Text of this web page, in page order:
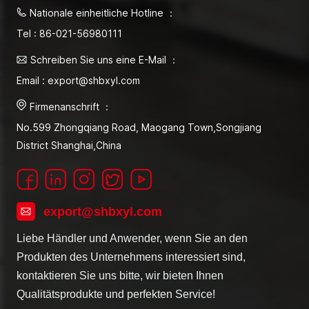
Nationale einheitliche Hotline ：
Tel : 86-021-56980111
Schreiben Sie uns eine E-Mail ：
Email : export@shbxyl.com
Firmenanschrift ：
No.599 Zhongqiang Road, Maogang Town,Songjiang
District Shanghai,China
export@shbxyl.com
Liebe Händler und Anwender, wenn Sie an den
Produkten des Unternehmens interessiert sind,
kontaktieren Sie uns bitte, wir bieten Ihnen
Qualitätsprodukte und perfekten Service!